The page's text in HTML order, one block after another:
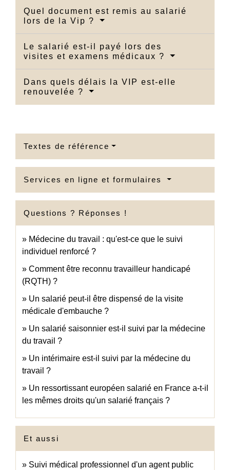
Quel document est remis au salarié
lors de la Vip ?
Le salarié est-il payé lors des
visites et examens médicaux ?
Dans quels délais la VIP est-elle
renouvelée ?
Textes de référence
Services en ligne et formulaires
Questions ? Réponses !
Médecine du travail : qu'est-ce que le suivi
individuel renforcé ?
Comment être reconnu travailleur handicapé
(RQTH) ?
Un salarié peut-il être dispensé de la visite
médicale d'embauche ?
Un salarié saisonnier est-il suivi par la médecine
du travail ?
Un intérimaire est-il suivi par la médecine du
travail ?
Un ressortissant européen salarié en France a-t-il
les mêmes droits qu'un salarié français ?
Et aussi
Suivi médical professionnel d'un agent public